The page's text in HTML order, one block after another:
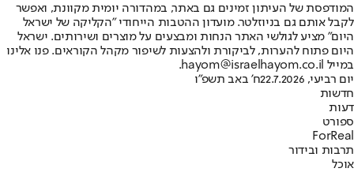
המודפסת של העיתון זמינים גם באתר, במהדורה יומית מקוונת, ואפשר
לקבל אותם גם בניוזלטר. מועדון ההטבות הייחודי "הקליקה של ישראל
היום" מציע לגולשי האתר הנחות ומבצעים על מוצרים ושירותים. ישראל
היום פתוח להערות, לביקורת ולהצעות לשיפור מקהל הקוראים. פנו אלינו
במייל hayom@israelhayom.co.il.
יום רביעי, 22.7.2026
ח' באב תשפ"ו
חדשות
דעות
ספורט
ForReal
תרבות ובידור
אוכל